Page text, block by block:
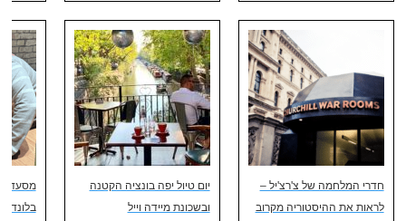
חדרי המלחמה של צ'רצ'יל –
לראות את ההיסטוריה מקרוב
יום טיול יפה בונציה הקטנה
ובשכונת מיידה וייל
מסעדת